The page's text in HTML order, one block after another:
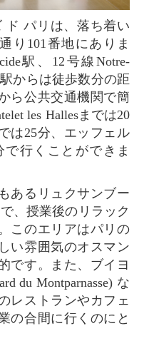
り101番地にありま
駅、12号線Notre-
駅からは徒歩数分の距
ら公共交通機関で簡
les Hallesまでは20
は25分、エッフェル
行くことができま
、授業後のリラック
このエリアはパリの
い雰囲気のオスマン
です。また、ブイヨ
du Montparnasse) な
レストランやカフェ
の合間に行くのにと